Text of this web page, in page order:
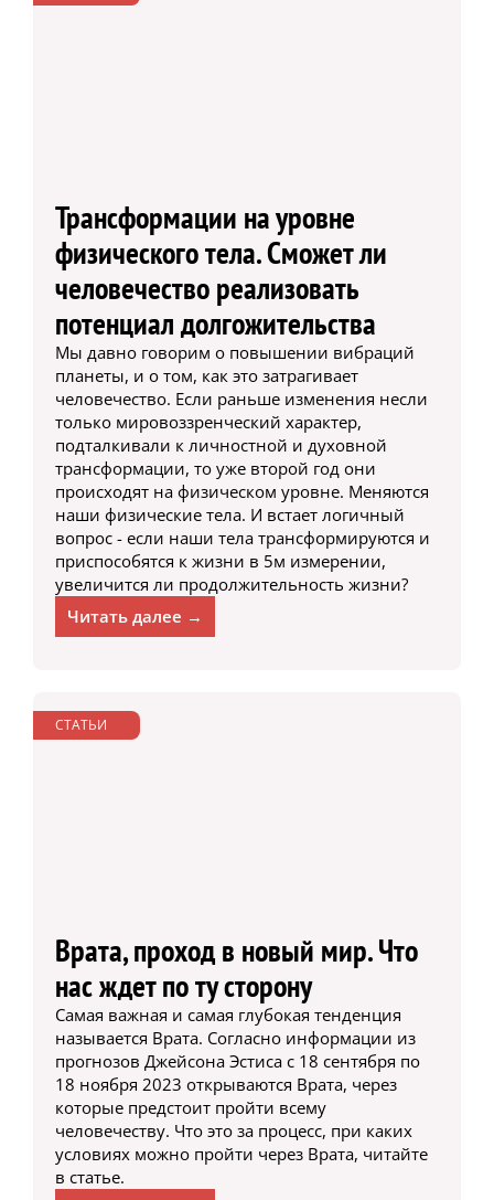
Трансформации на уровне
физического тела. Сможет ли
человечество реализовать
потенциал долгожительства
Мы давно говорим о повышении вибраций
планеты, и о том, как это затрагивает
человечество. Если раньше изменения несли
только мировоззренческий характер,
подталкивали к личностной и духовной
трансформации, то уже второй год они
происходят на физическом уровне. Меняются
наши физические тела. И встает логичный
вопрос - если наши тела трансформируются и
приспособятся к жизни в 5м измерении,
увеличится ли продолжительность жизни?
Читать далее →
СТАТЬИ
Врата, проход в новый мир. Что
нас ждет по ту сторону
Самая важная и самая глубокая тенденция
называется Врата. Согласно информации из
прогнозов Джейсона Эстиса с 18 сентября по
18 ноября 2023 открываются Врата, через
которые предстоит пройти всему
человечеству. Что это за процесс, при каких
условиях можно пройти через Врата, читайте
в статье.